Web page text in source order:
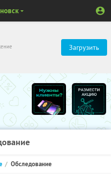
Загрузить
Обследование